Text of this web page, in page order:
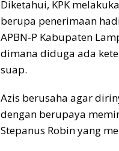
Diketahui, KPK
berupa penerimaan
APBN-P Kabupaten
dimana diduga ada
suap.
Azis berusaha agar
dengan berupaya
Stepanus Robin yang